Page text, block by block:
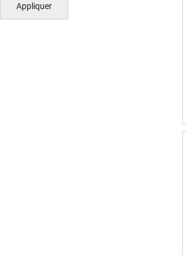
Appliquer